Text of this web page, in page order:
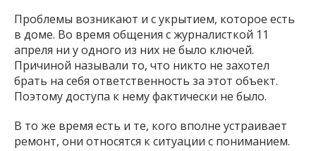
Проблемы возникают и с укрытием, которое есть
в доме. Во время общения с журналисткой 11
апреля ни у одного из них не было ключей.
Причиной называли то, что никто не захотел
брать на себя ответственность за этот объект.
Поэтому доступа к нему фактически не было.
В то же время есть и те, кого вполне устраивает
ремонт, они относятся к ситуации с пониманием.